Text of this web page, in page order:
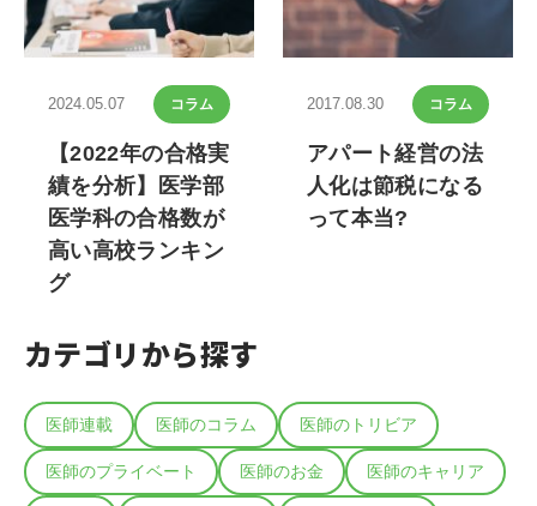
げる５つの悪習
2024.05.07 コラム
【2022年の合格実
績を分析】医学部
医学科の合格数が
高い高校ランキン
グ
2017.08.30 コラム
アパート経営の法
人化は節税になる
って本当?
カテゴリから探す
医師連載 医師のコラム 医師のトリビア
医師のプライベート 医師のお金 医師のキャリア